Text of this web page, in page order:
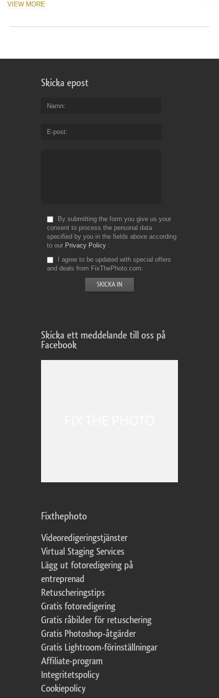
VIEW MORE
Skicka epost
Namn
E-post
By submitting the form you give us your
consent to process the personal data
specified by you in the fields above according
to our Privacy Policy
I agree to be updated with special offers
and deals from FixThePhoto.com
Skicka ett meddelande till oss på
Facebook
Fixthephoto
Videoredigeringstjänster
Virtual Staging Services
Lägg ut fotoredigering på
entreprenad
Retuscheringstips
Gratis fotoredigering
Gratis råbilder för retuschering
Gratis Photoshop-åtgärder
Gratis Lightroom-förinställningar
Affiliate-program
Integritetspolicy
Cookiepolicy